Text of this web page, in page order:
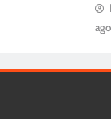
ago